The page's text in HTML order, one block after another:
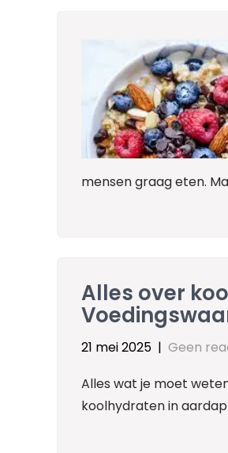
mensen graag eten.
Alles over
21 mei 2025 | Geen
Alles wat je moet
koolhydraten in